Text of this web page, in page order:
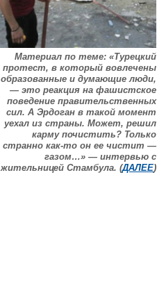
Материал по теме: «Турецкий
протест, в который вовлечены
образованные и думающие люди,
— это реакция на фашистское
поведение правительственных
сил. А Эрдоган в такой момент
уехал из страны. Может, решил
карму почистить? Только
странно как-то он ее чистит —
газом…» — интервью с
жительницей Стамбула. (ДАЛЕЕ)